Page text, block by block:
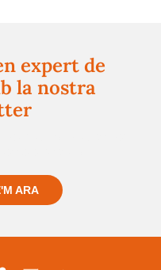
expert de
la nostra
ARA